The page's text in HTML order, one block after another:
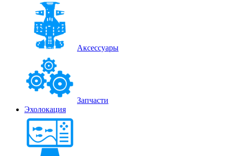
Аксессуары
Запчасти
Эхолокация